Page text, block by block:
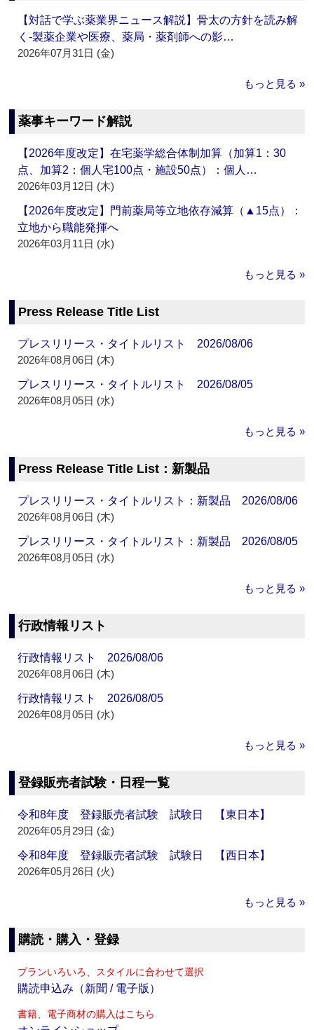
【対話で学ぶ薬業界ニュース解説】骨太の方針を読み解
く‐製薬企業や医療、薬局・薬剤師への影…
2026年07月31日 (金)
もっと見る »
薬事キーワード解説
【2026年度改定】在宅薬学総合体制加算（加算1：30
点、加算2：個人宅100点・施設50点）：個人…
2026年03月12日 (木)
【2026年度改定】門前薬局等立地依存減算（▲15点）：
立地から職能発揮へ
2026年03月11日 (水)
もっと見る »
Press Release Title List
プレスリリース・タイトルリスト 2026/08/06
2026年08月06日 (木)
プレスリリース・タイトルリスト 2026/08/05
2026年08月05日 (水)
もっと見る »
Press Release Title List：新製品
プレスリリース・タイトルリスト：新製品 2026/08/06
2026年08月06日 (木)
プレスリリース・タイトルリスト：新製品 2026/08/05
2026年08月05日 (水)
もっと見る »
行政情報リスト
行政情報リスト 2026/08/06
2026年08月06日 (木)
行政情報リスト 2026/08/05
2026年08月05日 (水)
もっと見る »
登録販売者試験・日程一覧
令和8年度 登録販売者試験 試験日 【東日本】
2026年05月29日 (金)
令和8年度 登録販売者試験 試験日 【西日本】
2026年05月26日 (火)
もっと見る »
購読・購入・登録
プランいろいろ、スタイルに合わせて選択
購読申込み（新聞 / 電子版）
書籍、電子商材の購入はこちら